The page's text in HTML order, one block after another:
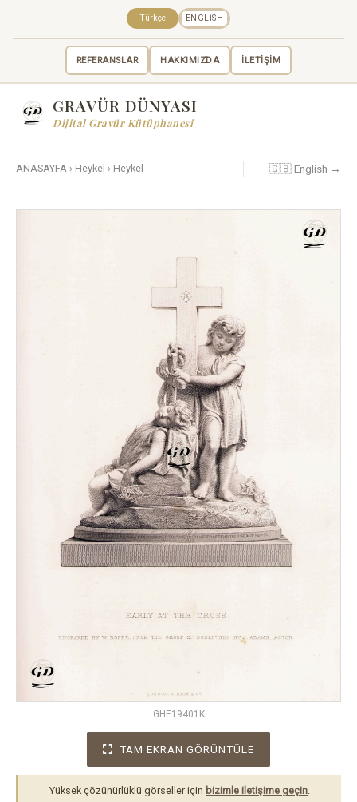
REFERANSLAR HAKKIMIZDA İLETİŞİM
Türkçe ENGLISH
GRAVÜR DÜNYASI
Dijital Gravür Kütüphanesi
ANASAYFA › Heykel › Heykel 🇬🇧 English →
GHE19401K
TAM EKRAN GÖRÜNTÜLE
Yüksek çözünürlüklü görseller için bizimle iletişime geçin